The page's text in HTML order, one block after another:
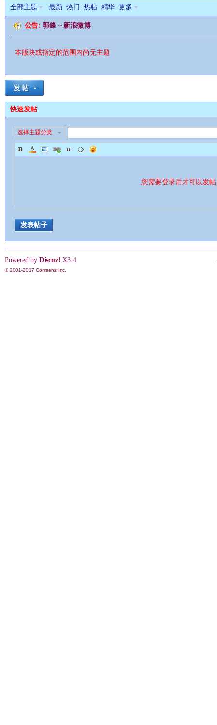
全部主题 最新 热门 热帖 精华 更多
公告: 郭鋒 ~ 新浪微博
本版块或指定的范围内尚无主题
快速发帖
选择主题分类
您需要登录后才可以发
发表帖子
Powered by Discuz! X3.4
© 2001-2017 Comsenz Inc.